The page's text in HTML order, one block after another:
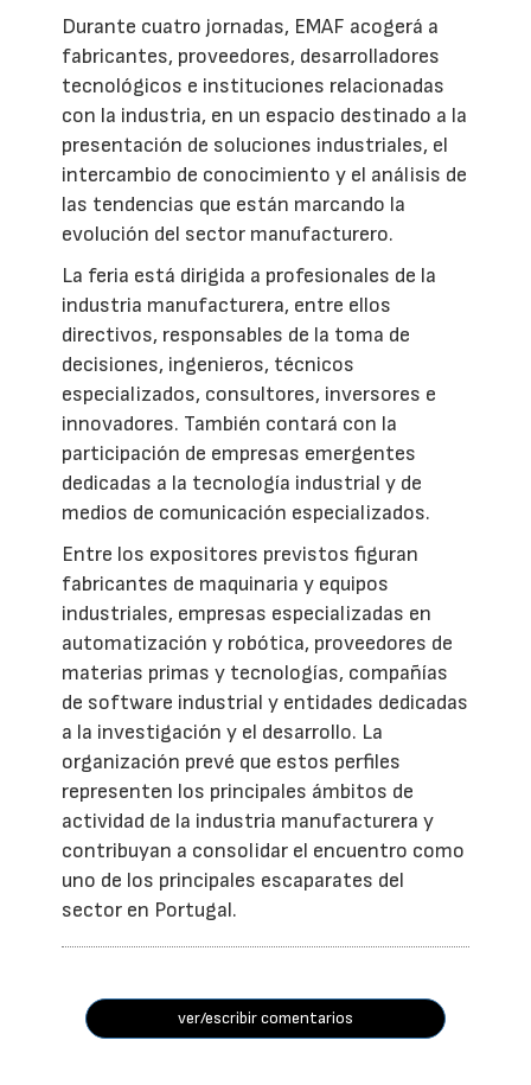
Durante cuatro jornadas, EMAF acogerá a
fabricantes, proveedores, desarrolladores
tecnológicos e instituciones relacionadas
con la industria, en un espacio destinado a la
presentación de soluciones industriales, el
intercambio de conocimiento y el análisis de
las tendencias que están marcando la
evolución del sector manufacturero.
La feria está dirigida a profesionales de la
industria manufacturera, entre ellos
directivos, responsables de la toma de
decisiones, ingenieros, técnicos
especializados, consultores, inversores e
innovadores. También contará con la
participación de empresas emergentes
dedicadas a la tecnología industrial y de
medios de comunicación especializados.
Entre los expositores previstos figuran
fabricantes de maquinaria y equipos
industriales, empresas especializadas en
automatización y robótica, proveedores de
materias primas y tecnologías, compañías
de software industrial y entidades dedicadas
a la investigación y el desarrollo. La
organización prevé que estos perfiles
representen los principales ámbitos de
actividad de la industria manufacturera y
contribuyan a consolidar el encuentro como
uno de los principales escaparates del
sector en Portugal.
ver/escribir comentarios